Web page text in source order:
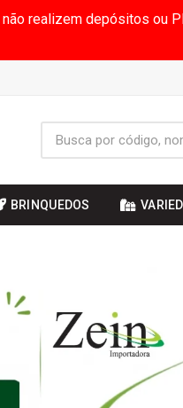
não realizem depósitos ou
BRINQUEDOS